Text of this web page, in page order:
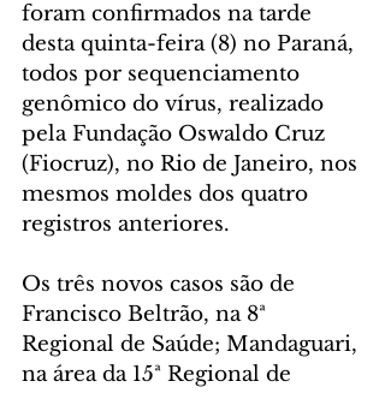
foram confirmados na tarde
desta quinta-feira (8) no Paraná,
todos por sequenciamento
genômico do vírus, realizado
pela Fundação Oswaldo Cruz
(Fiocruz), no Rio de Janeiro, nos
mesmos moldes dos quatro
registros anteriores.
Os três novos casos são de
Francisco Beltrão, na 8ª
Regional de Saúde; Mandaguari,
na área da 15ª Regional de